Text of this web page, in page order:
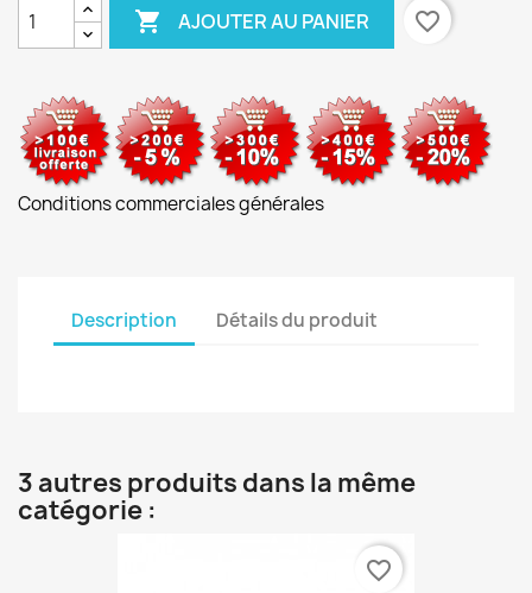
 AJOUTER AU PANIER favorite_border
Conditions commerciales générales
Description Détails du produit
3 autres produits dans la même
catégorie :
favorite_border